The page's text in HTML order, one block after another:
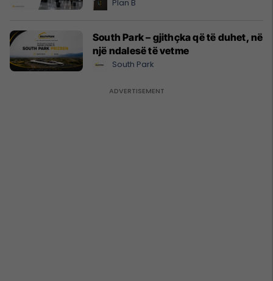
Plan B
South Park – gjithçka që të duhet, në
një ndalesë të vetme
South Park